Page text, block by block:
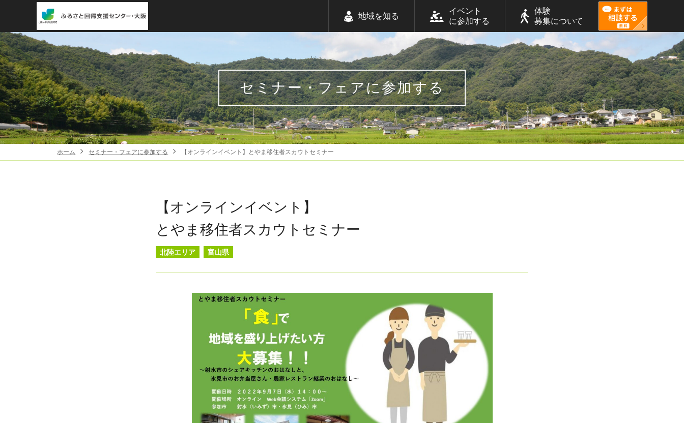
地域を知る
イベント
に参加する
体験
募集について
セミナー・フェアに参加する
ホーム セミナー・フェアに参加する 【オンラインイベント】とやま移住者スカウトセミナー
【オンラインイベント】
とやま移住者スカウトセミナー
北陸エリア 富山県